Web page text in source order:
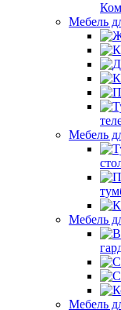
Мебель
Мебель
Мебель
Мебель